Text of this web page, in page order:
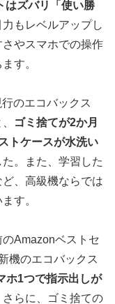
はズバリ「使い勝
もレベルアップし
やスマホでの操作
す。
のエコバックス
ゴミ捨てが2か月
トケースが水洗い
。また、学習した
、高級機ならでは
す。
Amazonベストセ
機のエコバックス
ホ1つで指示出しが
らに、ゴミ捨ての